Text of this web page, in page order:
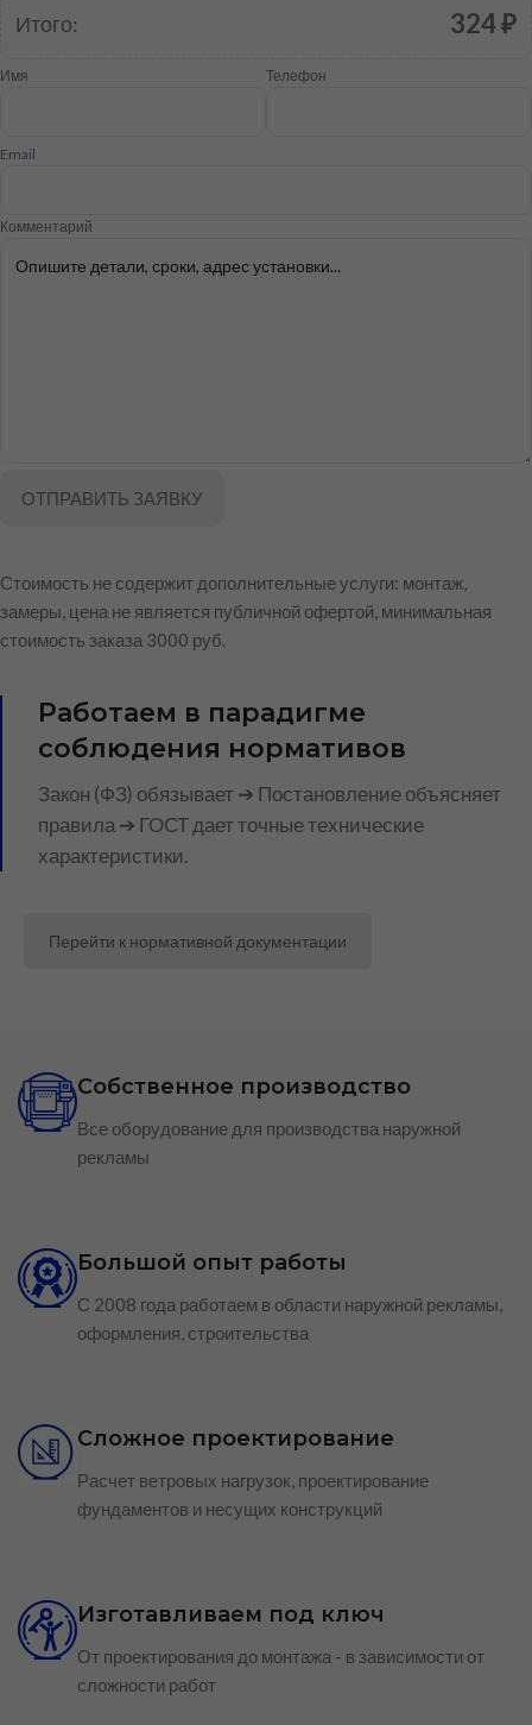
Итого: 324 ₽
Имя Телефон
Email
Комментарий
ОТПРАВИТЬ ЗАЯВКУ
Стоимость не содержит дополнительные услуги: монтаж,
замеры, цена не является публичной офертой, минимальная
стоимость заказа 3000 руб.
Работаем в парадигме
соблюдения нормативов
Закон (ФЗ) обязывает ➔ Постановление объясняет
правила ➔ ГОСТ дает точные технические
характеристики.
Перейти к нормативной документации
Собственное производство
Все оборудование для производства наружной
рекламы
Большой опыт работы
С 2008 года работаем в области наружной рекламы,
оформления, строительства
Сложное проектирование
Расчет ветровых нагрузок, проектирование
фундаментов и несущих конструкций
Изготавливаем под ключ
От проектирования до монтажа - в зависимости от
сложности работ